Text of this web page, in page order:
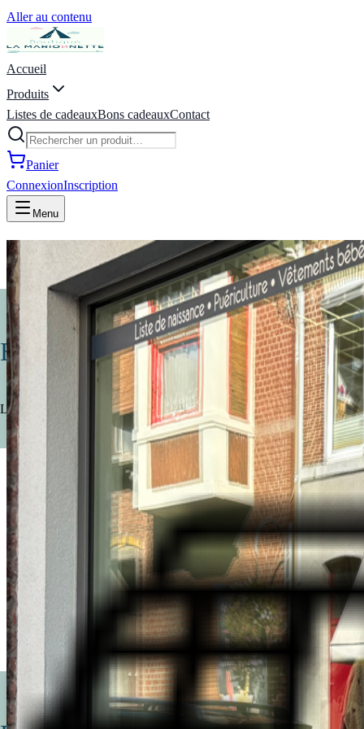
Aller au contenu
Accueil
Produits
Listes de cadeauxBons cadeauxContact
Panier
ConnexionInscription
Menu
La Marionnette - Puériculture,
Bienvenue à la Marionnette !
Les conseils avisés, la sympathie, le service, la disponibilité, le service